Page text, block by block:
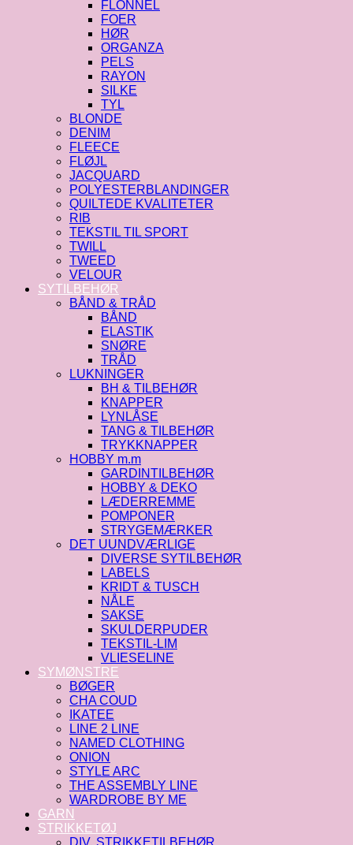
FLONNEL
FOER
HØR
ORGANZA
PELS
RAYON
SILKE
TYL
BLONDE
DENIM
FLEECE
FLØJL
JACQUARD
POLYESTERBLANDINGER
QUILTEDE KVALITETER
RIB
TEKSTIL TIL SPORT
TWILL
TWEED
VELOUR
SYTILBEHØR
BÅND & TRÅD
BÅND
ELASTIK
SNØRE
TRÅD
LUKNINGER
BH & TILBEHØR
KNAPPER
LYNLÅSE
TANG & TILBEHØR
TRYKKNAPPER
HOBBY m.m
GARDINTILBEHØR
HOBBY & DEKO
LÆDERREMME
POMPONER
STRYGEMÆRKER
DET UUNDVÆRLIGE
DIVERSE SYTILBEHØR
LABELS
KRIDT & TUSCH
NÅLE
SAKSE
SKULDERPUDER
TEKSTIL-LIM
VLIESELINE
SYMØNSTRE
BØGER
CHA COUD
IKATEE
LINE 2 LINE
NAMED CLOTHING
ONION
STYLE ARC
THE ASSEMBLY LINE
WARDROBE BY ME
GARN
STRIKKETØJ
DIV. STRIKKETILBEHØR